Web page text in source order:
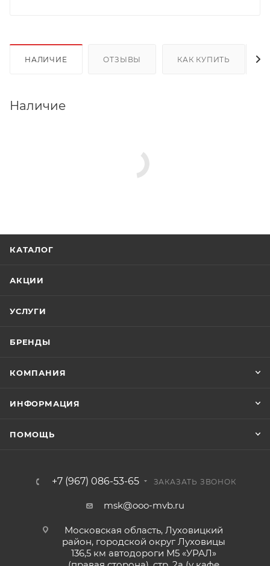
НАЛИЧИЕ ОТЗЫВЫ КАК КУПИТЬ
Наличие
КАТАЛОГ
АКЦИИ
УСЛУГИ
БРЕНДЫ
КОМПАНИЯ
ИНФОРМАЦИЯ
ПОМОЩЬ
+7 (967) 086-53-65 ЗАКАЗАТЬ ЗВОНОК
msk@ooo-mvb.ru
Московская область, Луховицкий
район, городской округ Луховицы
136,5 км автодороги М5 «УРАЛ»